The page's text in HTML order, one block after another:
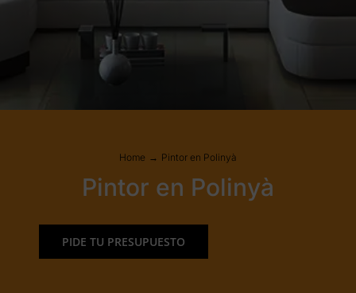
Home Pintor en Polinyà
Pintor en Polinyà
PIDE TU PRESUPUESTO